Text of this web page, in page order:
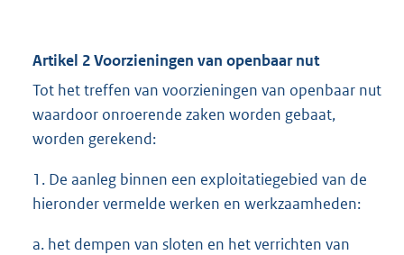
Artikel 2 Voorzieningen van openbaar nut
Tot het treffen van voorzieningen van openbaar nut
waardoor onroerende zaken worden gebaat,
worden gerekend:
1. De aanleg binnen een exploitatiegebied van de
hieronder vermelde werken en werkzaamheden:
a. het dempen van sloten en het verrichten van